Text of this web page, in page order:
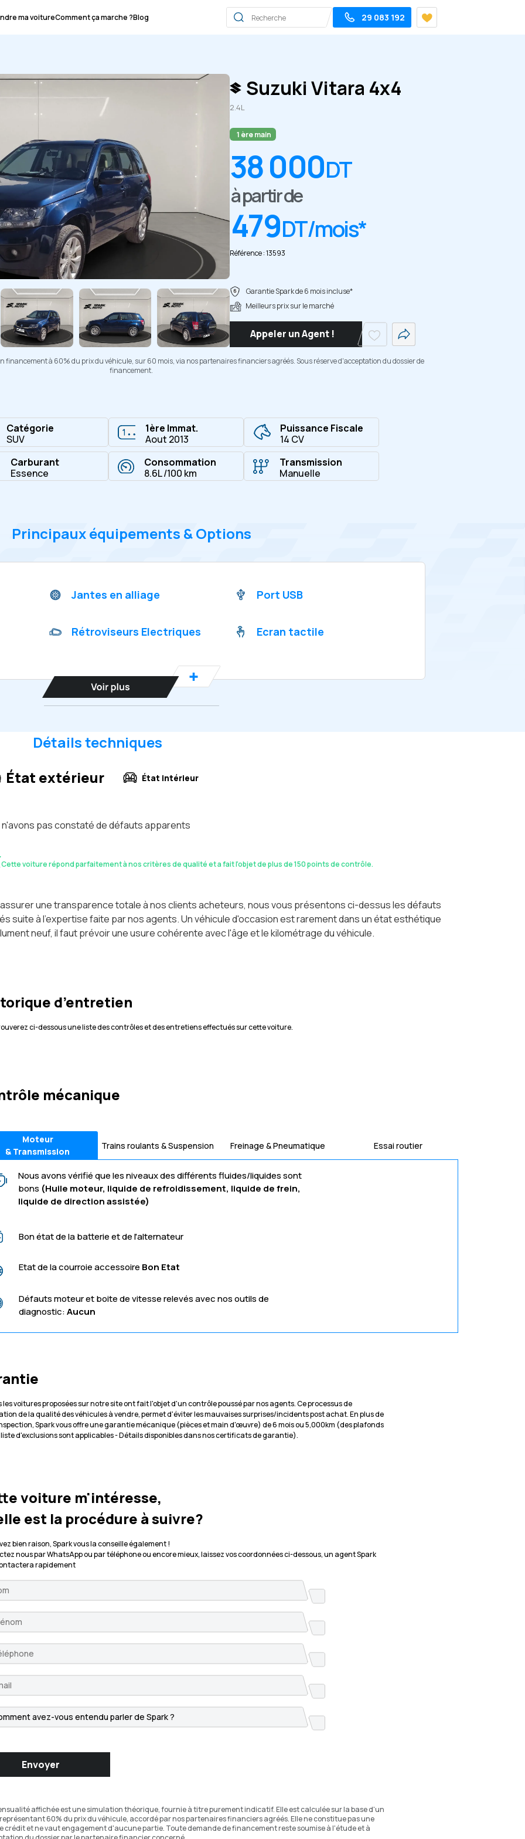
ma voitureComment ça marche ?Blog 29 083 192
Suzuki Vitara 4x4
2.4L
1 ère main
38 000DT
à partir de
479DT/mois*
Référence : 13593
Garantie Spark de 6 mois incluse*
Meilleurs prix sur le marché
Appeler un Agent !
à 60% du prix du véhicule, sur 60 mois, via nos partenaires financiers agréés. Sous réserve d'acceptation du dossier de
financement.
Catégorie
SUV
1ère Immat.
Aout 2013
Puissance Fiscale
14 CV
Carburant
Essence
Consommation
8.6L /100 km
Transmission
Manuelle
Principaux équipements & Options
Jantes en alliage Port USB
Rétroviseurs Electriques Ecran tactile
Détails techniques
État extérieur
État intérieur
n'avons pas constaté de défauts apparents
Cette voiture répond parfaitement à nos critères de qualité et a fait l'objet de plus de 150 points de contrôle.
une transparence totale à nos clients acheteurs, nous vous présentons ci-dessus les défauts
suite à l'expertise faite par nos agents. Un véhicule d'occasion est rarement dans un état esthétique
neuf, il faut prévoir une usure cohérente avec l'âge et le kilométrage du véhicule.
d’entretien
ci-dessous une liste des contrôles et des entretiens effectués sur cette voiture.
mécanique
Moteur
& Transmission
Trains roulants & Suspension Freinage & Pneumatique Essai routier
Nous avons vérifié que les niveaux des différents fluides/liquides sont
bons (Huile moteur, liquide de refroidissement, liquide de frein,
liquide de direction assistée)
Bon état de la batterie et de l'alternateur
Etat de la courroie accessoire Bon Etat
Défauts moteur et boite de vitesse relevés avec nos outils de
diagnostic:Aucun
les voitures proposées sur notre site ont fait l'objet d'un contrôle poussé par nos agents. Ce processus de
de la qualité des véhicules à vendre, permet d'éviter les mauvaises surprises/incidents post achat. En plus de
Spark vous offre une garantie mécanique (pièces et main d'œuvre) de 6 mois ou 5,000km (des plafonds
d'exclusions sont applicables - Détails disponibles dans nos certificats de garantie).
voiture m'intéresse,
est la procédure à suivre?
bien raison, Spark vous la conseille également !
nous par WhatsApp ou par téléphone ou encore mieux, laissez vos coordonnées ci-dessous, un agent Spark
rapidement
Envoyer
affichée est une simulation théorique, fournie à titre purement indicatif. Elle est calculée sur la base d'un
60% du prix du véhicule, accordé par nos partenaires financiers agréés. Elle ne constitue pas une
crédit et ne vaut engagement d'aucune partie. Toute demande de financement reste soumise à l'étude et à
Copier